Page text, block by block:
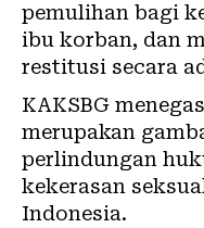
pemulihan bagi
ibu korban, dan
restitusi secara
KAKSBG
merupakan
perlindungan
kekerasan
Indonesia.